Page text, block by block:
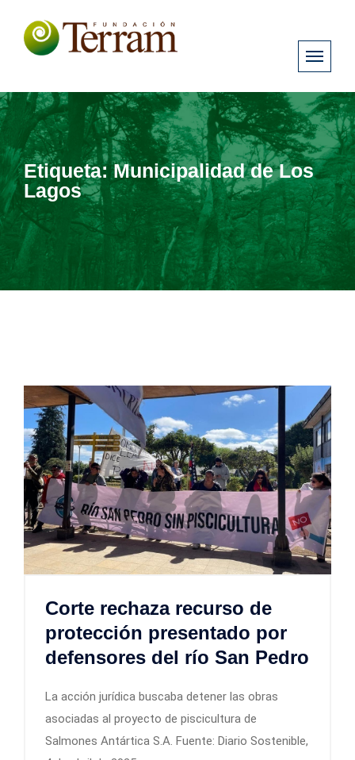
Etiqueta:Municipalidad de Los
Lagos
Corte rechaza recurso de
protección presentado por
defensores del río San Pedro
La acción jurídica buscaba detener las obras
asociadas al proyecto de piscicultura de
Salmones Antártica S.A. Fuente: Diario Sostenible,